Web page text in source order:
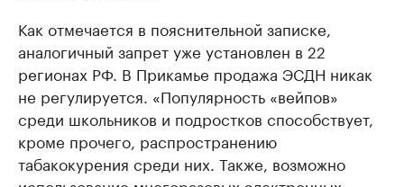
Как отмечается в пояснительной записке,
аналогичный запрет уже установлен в 22
регионах РФ. В Прикамье продажа ЭСДН никак
не регулируется. «Популярность «вейпов»
среди школьников и подростков способствует,
кроме прочего, распространению
табакокурения среди них. Также, возможно